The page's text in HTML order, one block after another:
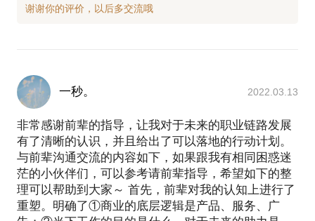
一秒。 2022.03.13
非常感谢前辈的指导，让我对于未来的职业链路发展
有了清晰的认识，并且给出了可以落地的行动计划。
与前辈沟通交流的内容如下，如果跟我有相同困惑迷
茫的小伙伴们，可以参考请前辈指导，希望如下的整
理可以帮助到大家～ 首先，前辈对我的认知上进行了
重塑。明确了①商业的底层逻辑是产品、服务、广